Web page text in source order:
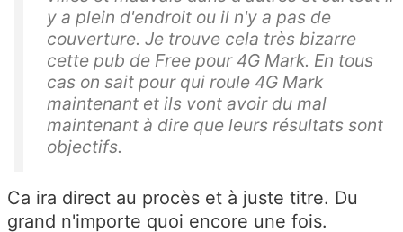
y a plein d'endroit ou il n'y a pas de
couverture. Je trouve cela très bizarre
cette pub de Free pour 4G Mark. En tous
cas on sait pour qui roule 4G Mark
maintenant et ils vont avoir du mal
maintenant à dire que leurs résultats sont
objectifs.
Ca ira direct au procès et à juste titre. Du
grand n'importe quoi encore une fois.